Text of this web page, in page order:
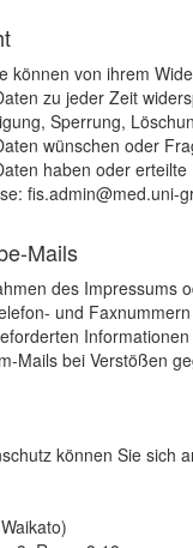
können von ihrem
zu jeder Zeit
Sperrung,
wünschen oder
haben oder
fis.admin@med.uni-
Mails
des Impressums
und
Mails bei Verstößen
können Sie sich